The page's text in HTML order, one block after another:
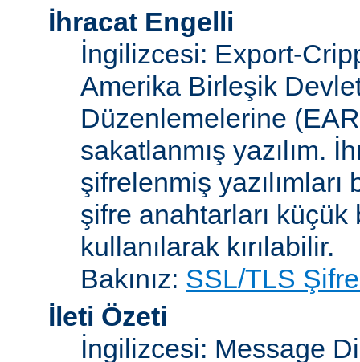
İhracat Engelli
İngilizcesi: Export-
Amerika Birleşik
Düzenlemelerine
sakatlanmış yazılım.
şifrelenmiş
şifre anahtarları
kullanılarak kırılabilir.
Bakınız: SSL/TLS
İleti Özeti
İngilizcesi: Message